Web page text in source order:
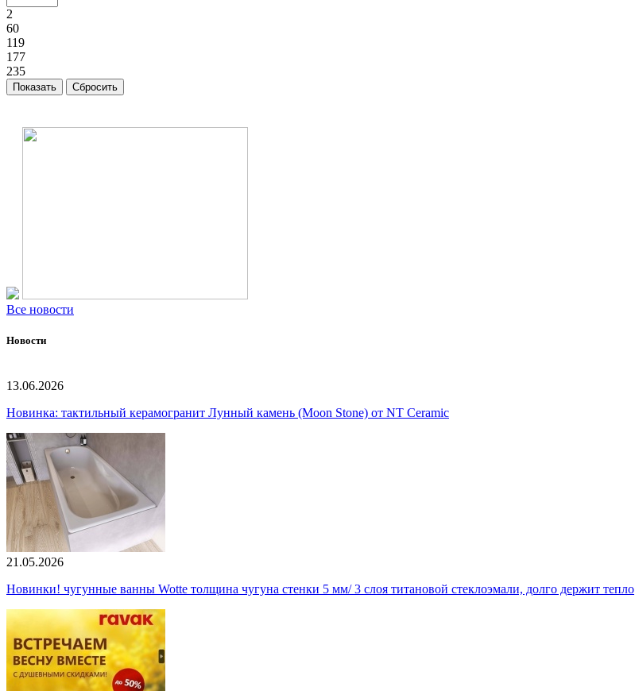
2
60
119
177
235
Все новости
Новости
13.06.2026
Новинка: тактильный керамогранит Лунный камень (Moon Stone) от NT Ceramic
21.05.2026
Новинки! чугунные ванны Wotte толщина чугуна стенки 5 мм/ 3 слоя титановой стеклоэмали, долго держит тепло